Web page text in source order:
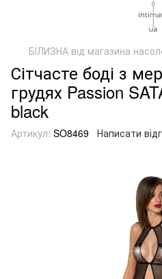
БІЛИЗНА від магазина
Сітчасте боді з
грудях Passion
black
Артикул: SO8469 Написати